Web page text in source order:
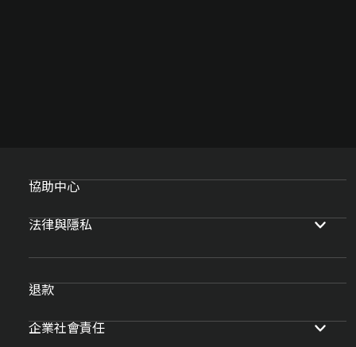
協助中心
法律與隱私
退款
企業社會責任